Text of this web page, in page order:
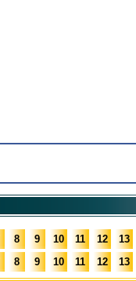
8 9 10 11 12 13
8 9 10 11 12 13